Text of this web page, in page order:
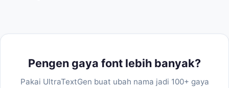
Pengen gaya font lebih banyak?
Pakai UltraTextGen buat ubah nama jadi 100+ gaya